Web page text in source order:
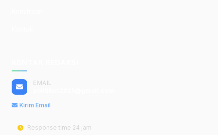
EMAIL
Kirim Email
Response time 24 jam